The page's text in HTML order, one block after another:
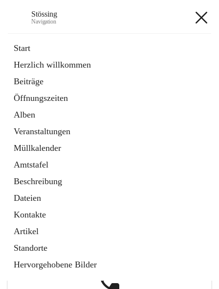
Stössing
Navigation
Start
Herzlich willkommen
Beiträge
Öffnungszeiten
Alben
Veranstaltungen
Müllkalender
Amtstafel
Beschreibung
Dateien
Kontakte
Artikel
Standorte
Hervorgehobene Bilder
Datei
in
Tab
Kindergarten
öffnet
in
neuem
Tab